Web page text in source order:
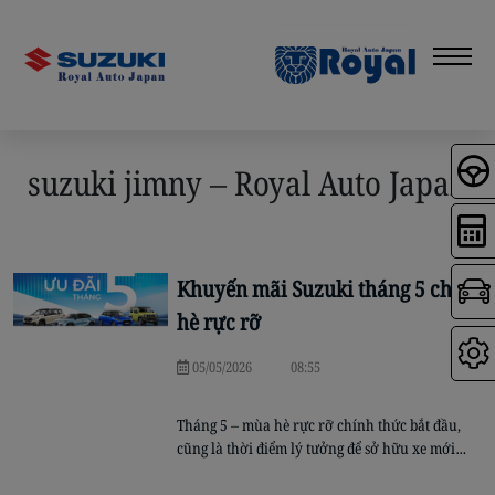
suzuki jimny – Royal Auto Japan
Khuyến mãi Suzuki tháng 5 chào
hè rực rỡ
05/05/2026 08:55
Tháng 5 – mùa hè rực rỡ chính thức bắt đầu,
cũng là thời điểm lý tưởng để sở hữu xe mới